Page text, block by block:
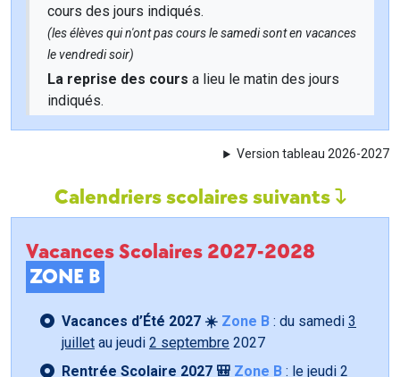
cours des jours indiqués.
(les élèves qui n'ont pas cours le samedi sont en vacances
le vendredi soir)
La reprise des cours a lieu le matin des jours
indiqués.
Version tableau 2026-2027
Calendriers scolaires suivants
Vacances Scolaires 2027-2028
ZONE B
Vacances d’Été 2027 ☀️ Zone B : du samedi 3
juillet au jeudi 2 septembre 2027
Rentrée Scolaire 2027 🎒 Zone B : le jeudi 2